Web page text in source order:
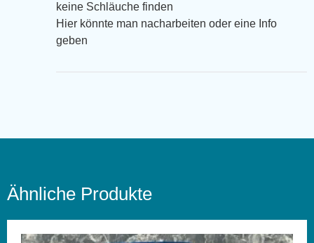
keine Schläuche finden
Hier könnte man nacharbeiten oder eine Info
geben
Ähnliche Produkte